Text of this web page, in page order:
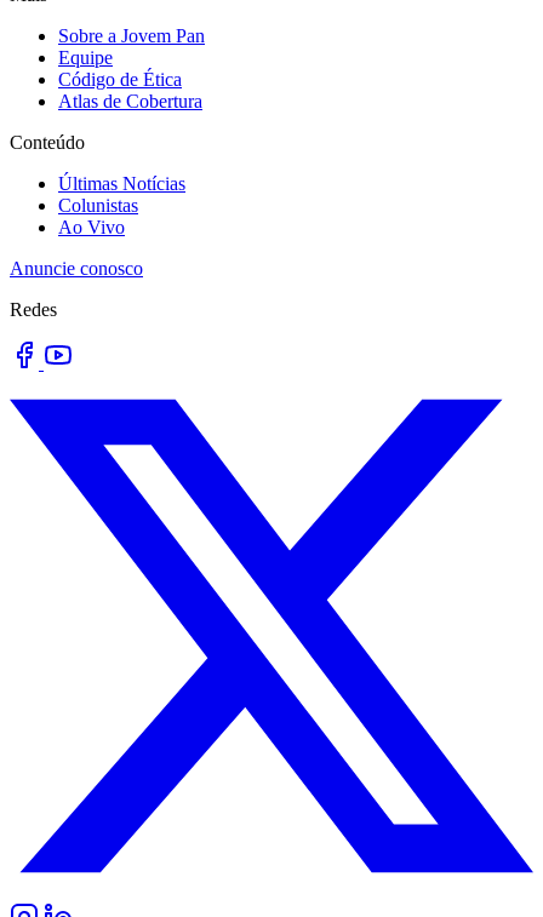
Sobre a Jovem Pan
Equipe
Código de Ética
Atlas de Cobertura
Conteúdo
Últimas Notícias
Colunistas
Ao Vivo
Anuncie conosco
Redes